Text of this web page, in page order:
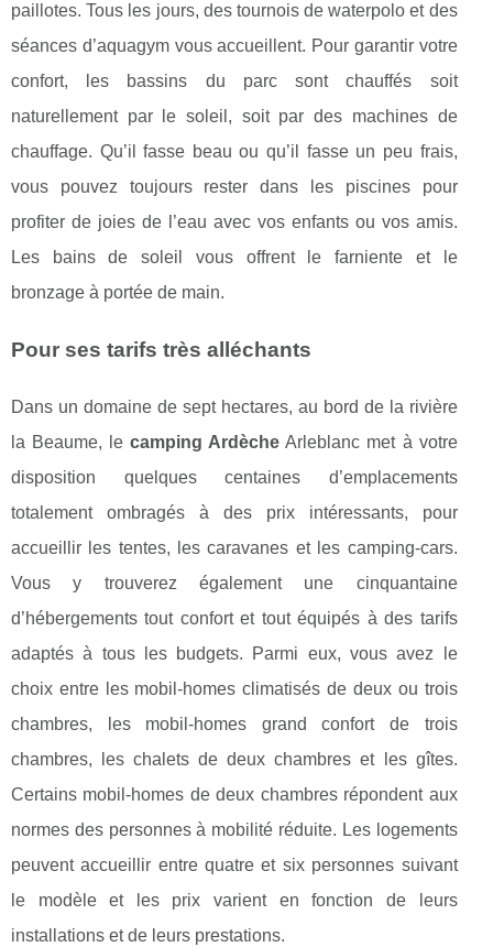
paillotes. Tous les jours, des tournois de waterpolo et des
séances d’aquagym vous accueillent. Pour garantir votre
confort, les bassins du parc sont chauffés soit
naturellement par le soleil, soit par des machines de
chauffage. Qu’il fasse beau ou qu’il fasse un peu frais,
vous pouvez toujours rester dans les piscines pour
profiter de joies de l’eau avec vos enfants ou vos amis.
Les bains de soleil vous offrent le farniente et le
bronzage à portée de main.
Pour ses tarifs très alléchants
Dans un domaine de sept hectares, au bord de la rivière
la Beaume, lecamping Ardèche Arleblanc met à votre
disposition quelques centaines d’emplacements
totalement ombragés à des prix intéressants, pour
accueillir les tentes, les caravanes et les camping-cars.
Vous y trouverez également une cinquantaine
d’hébergements tout confort et tout équipés à des tarifs
adaptés à tous les budgets. Parmi eux, vous avez le
choix entre les mobil-homes climatisés de deux ou trois
chambres, les mobil-homes grand confort de trois
chambres, les chalets de deux chambres et les gîtes.
Certains mobil-homes de deux chambres répondent aux
normes des personnes à mobilité réduite. Les logements
peuvent accueillir entre quatre et six personnes suivant
le modèle et les prix varient en fonction de leurs
installations et de leurs prestations.